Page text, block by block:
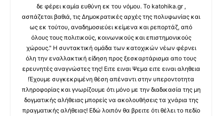
δε φέρει καμία ευθύνη εκ του νόμου. Το katohika.gr ,
ασπάζεται βαθιά, τις Δημοκρατικές αρχές της πολυφωνίας και
ως εκ τούτου, αναδημοσιεύει κείμενα και ρεπορτάζ, από
όλους τους πολιτικούς, κοινωνικούς και επιστημονικούς
χώρους." Η συντακτική ομάδα των κατοχικών νέων φέρνει
όλη την εναλλακτική είδηση προς ξεσκαρτάρισμα απο τους
ερευνητές αναγνώστες της! Ειτε ειναι Ψεμα ειτε ειναι αληθεια
!Έχουμε συγκεκριμένη θέση απέναντι στην υπεροντοτητα
πληροφορίας και γνωρίζουμε ότι μόνο με την διαδικασία της μη
δογματικής αλήθειας μπορείς να ακολουθήσεις τα χνάρια της
πραγματικής αλήθειας! Εδώ λοιπόν θα βρειτε ότι θέλει το πεδίο